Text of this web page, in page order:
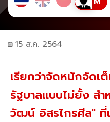
15 ส.ค. 2564
เรียกว่าจัดหนักจัดเ
รัฐบาลแบบไม่ยั้ง ส
วัฒน์ อิสรไกรศีล" ที่